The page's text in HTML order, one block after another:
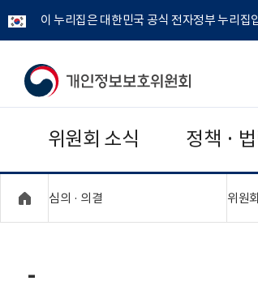
이 누리집은 대한민국 공식 전자정부 누리집
개
보
보
위원회 소식 정책 ·
심의 · 의결 위원
-